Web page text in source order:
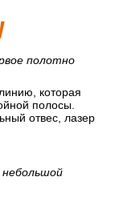
полотно
которая
полосы.
отвес, лазер